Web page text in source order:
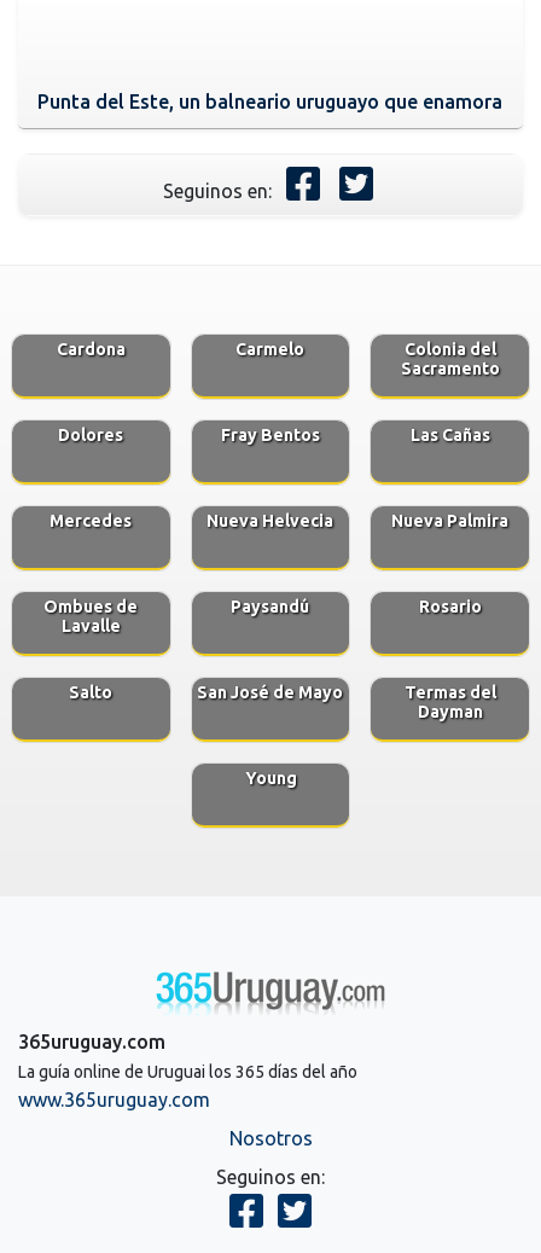
Punta del Este, un balneario uruguayo que enamora
Seguinos en:
Cardona Carmelo
Colonia del
Sacramento
Dolores Fray Bentos Las Cañas
Mercedes Nueva Helvecia Nueva Palmira
Ombues de
Lavalle
Paysandú Rosario
Salto San José de Mayo
Termas del
Dayman
Young
365uruguay.com
La guía online de Uruguai los 365 días del año
www.365uruguay.com
Nosotros
Seguinos en: